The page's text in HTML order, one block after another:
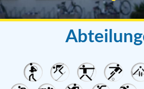
ESV
München-
Freimann